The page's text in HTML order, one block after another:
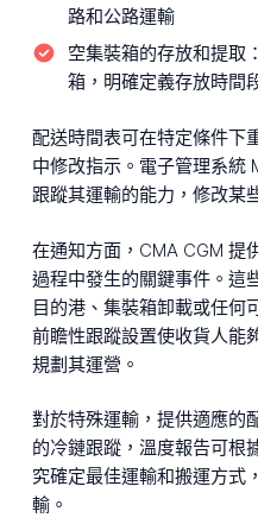
路和公路運輸
空集裝箱的存放和提取：
箱，明確定義存放時間
配送時間表可在特定條件下
中修改指示。電子管理系統
跟蹤其運輸的能力，修改某
在通知方面，CMA CGM 提
過程中發生的關鍵事件。這
目的港、集裝箱卸載或任何
前瞻性跟蹤設置使收貨人能
規劃其運營。
對於特殊運輸，提供適應的
的冷鏈跟蹤，溫度報告可根
究確定最佳運輸和搬運方式
輸。